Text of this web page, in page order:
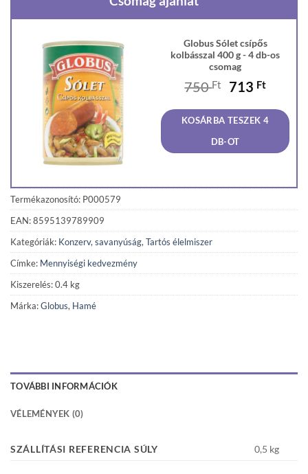
Globus Sólet csípős
kolbásszal 400 g - 4 db-os
csomag
750Ft
Original
was:
750 Ft.
713 Ft
is:
713
KOSÁRBA TESZEK 4
DB-OT
Termékazonosító: P000579
EAN: 8595139789909
Kategóriák: Konzerv, savanyúság, Tartós élelmiszer
Címke: Mennyiségi kedvezmény
Kiszerelés: 0.4 kg
Márka:Globus, Hamé
TOVÁBBI INFORMÁCIÓK
VÉLEMÉNYEK (0)
SZÁLLÍTÁSI REFERENCIA SÚLY 0,5 kg